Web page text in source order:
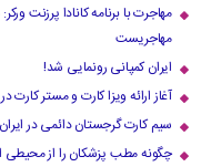
مهاجرت با برنامه کانادا پرزنت
مهاجریست
ایران کمپانی رونمایی شد!
آغاز ارائه ویزا کارت و مستر کارت در
سیم کارت گرجستان دائمی در ایران
چگونه مطب پزشکان را از محیطی